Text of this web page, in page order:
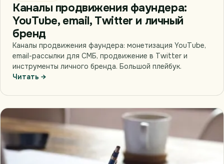
Каналы продвижения фаундера:
YouTube, email, Twitter и личный
бренд
Каналы продвижения фаундера: монетизация YouTube,
email-рассылки для СМБ, продвижение в Twitter и
инструменты личного бренда. Большой плейбук.
Читать →